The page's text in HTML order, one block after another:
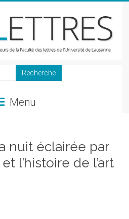
Menu
nuit éclairée par
l’histoire de l’art